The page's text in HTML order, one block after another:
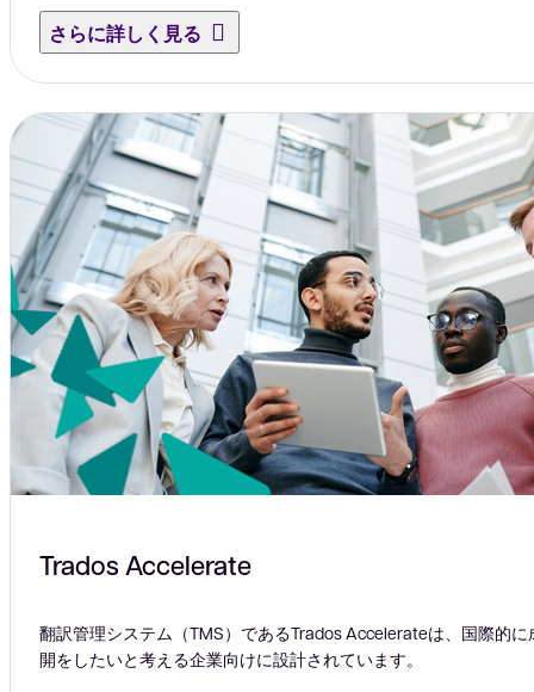
さらに詳しく見る
Trados Accelerate
翻訳管理システム（TMS）であるTrados Accelerateは、国際的
開をしたいと考える企業向けに設計されています。